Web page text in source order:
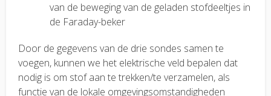
van de beweging van de geladen stofdeeltjes in
de Faraday-beker
Door de gegevens van de drie sondes samen te
voegen, kunnen we het elektrische veld bepalen dat
nodig is om stof aan te trekken/te verzamelen, als
functie van de lokale omgevingsomstandigheden